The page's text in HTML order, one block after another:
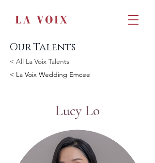
Our Talents
< All La Voix Talents
< La Voix Wedding Emcee
Lucy Lo